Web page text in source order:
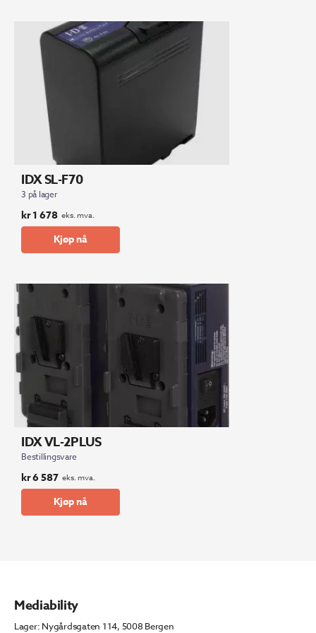
IDX SL-F70
3 på lager
kr1 678 eks. mva.
Kjøp nå
IDX VL-2PLUS
Bestillingsvare
kr6 587 eks. mva.
Kjøp nå
Mediability
Lager: Nygårdsgaten 114, 5008 Bergen